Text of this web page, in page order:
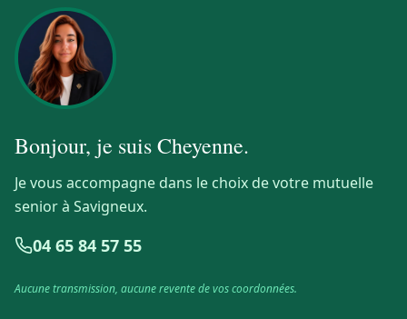
Bonjour, je suisCheyenne.
Je vous accompagne dans le choix de votre mutuelle
senior à Savigneux.
04 65 84 57 55
Aucune transmission, aucune revente de vos coordonnées.